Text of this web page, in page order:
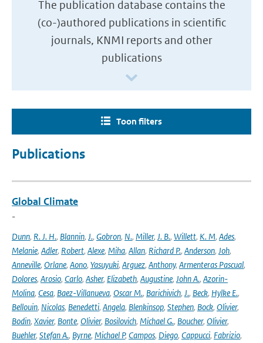
The publication database contains the
(co-)authored publications in scientific
journals, KNMI reports and other
publications
Toon filters
Publications
Global Climate
-
Dunn, R. J. H., Blannin, J., Gobron, N., Miller, J. B., Willett, K. M, Ades,
Melanie, Adler, Robert, Alexe, Miha, Allan, Richard P., Anderson, Joh,
Anneville, Orlane, Aono, Yasuyuki, Arguez, Anthony, Armenteras Pascual,
Dolores, Arosio, Carlo, Asher, Elizabeth, Augustine, John A., Azorin-
Molina, Cesa, Baez-Villanueva, Oscar M., Barichivich, J., Beck, Hylke E.,
Bellouin, Nicolas, Benedetti, Angela, Blenkinsop, Stephen, Bock, Olivier,
Bodin, Xavier, Bonte, Olivier, Bosilovich, Michael G., Boucher, Olivier,
Buehler, Stefan A., Byrne, Michael P, Campos, Diego, Cappucci, Fabrizio,